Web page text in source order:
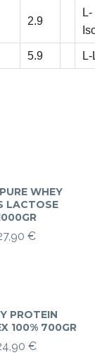
2.9
L-
5.9
WHEY
LACTOSE
€
PROTEIN
100% 700GR
€